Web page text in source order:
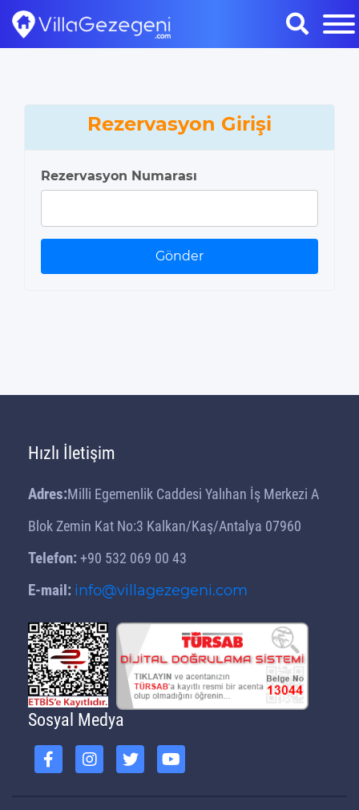
Rezervasyon Girişi
Rezervasyon Numarası
Gönder
Hızlı İletişim
Adres:Milli Egemenlik Caddesi Yalıhan İş Merkezi A
Blok Zemin Kat No:3 Kalkan/Kaş/Antalya 07960
Telefon: +90 532 069 00 43
E-mail: info@villagezegeni.com
Sosyal Medya